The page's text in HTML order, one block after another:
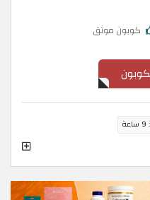
كوبون موثق
9 ساعة